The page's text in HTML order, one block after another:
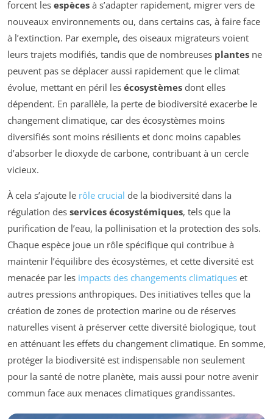
forcent les espèces à s’adapter rapidement, migrer vers de
nouveaux environnements ou, dans certains cas, à faire face
à l’extinction. Par exemple, des oiseaux migrateurs voient
leurs trajets modifiés, tandis que de nombreuses plantes ne
peuvent pas se déplacer aussi rapidement que le climat
évolue, mettant en péril les écosystèmes dont elles
dépendent. En parallèle, la perte de biodiversité exacerbe le
changement climatique, car des écosystèmes moins
diversifiés sont moins résilients et donc moins capables
d’absorber le dioxyde de carbone, contribuant à un cercle
vicieux.
À cela s’ajoute le rôle crucial de la biodiversité dans la
régulation des services écosystémiques, tels que la
purification de l’eau, la pollinisation et la protection des sols.
Chaque espèce joue un rôle spécifique qui contribue à
maintenir l’équilibre des écosystèmes, et cette diversité est
menacée par les impacts des changements climatiques et
autres pressions anthropiques. Des initiatives telles que la
création de zones de protection marine ou de réserves
naturelles visent à préserver cette diversité biologique, tout
en atténuant les effets du changement climatique. En somme,
protéger la biodiversité est indispensable non seulement
pour la santé de notre planète, mais aussi pour notre avenir
commun face aux menaces climatiques grandissantes.